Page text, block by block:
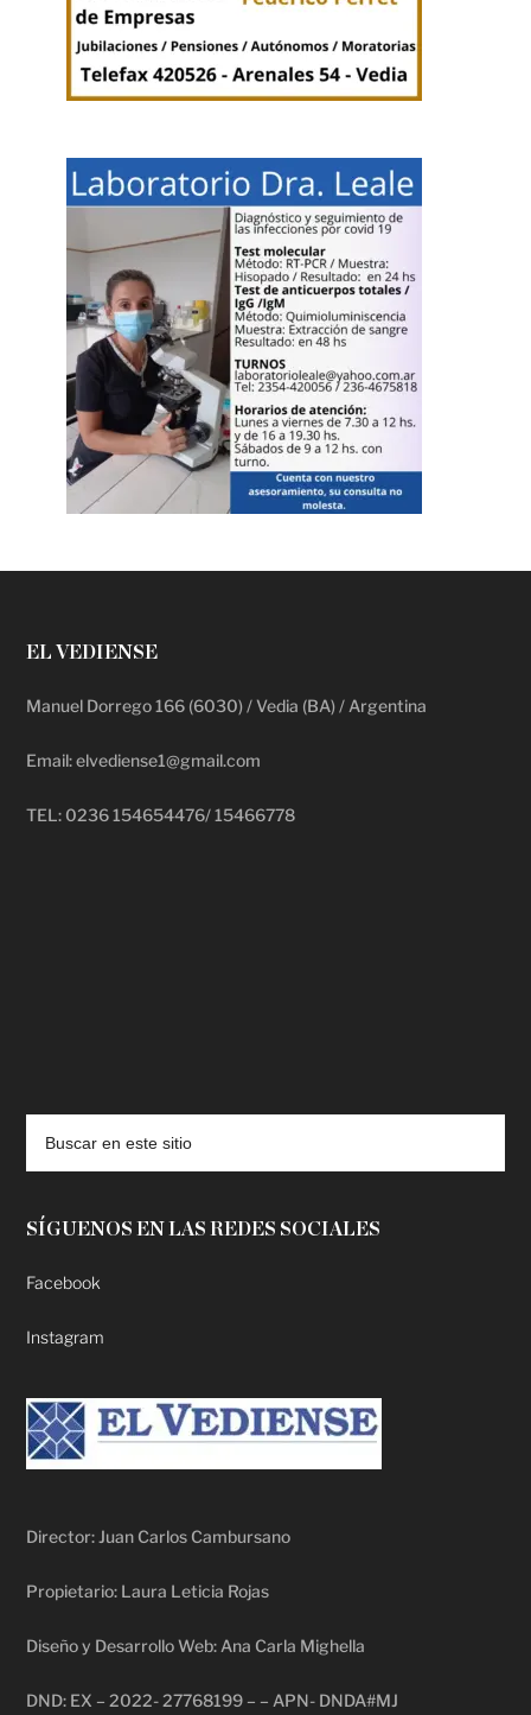
EL VEDIENSE
Manuel Dorrego 166 (6030) / Vedia (BA) / Argentina
Email: elvediense1@gmail.com
TEL: 0236 154654476/ 15466778
SÍGUENOS EN LAS REDES SOCIALES
Facebook
Instagram
Director: Juan Carlos Cambursano
Propietario: Laura Leticia Rojas
Diseño y Desarrollo Web: Ana Carla Mighella
DND: EX – 2022- 27768199 – – APN- DNDA#MJ